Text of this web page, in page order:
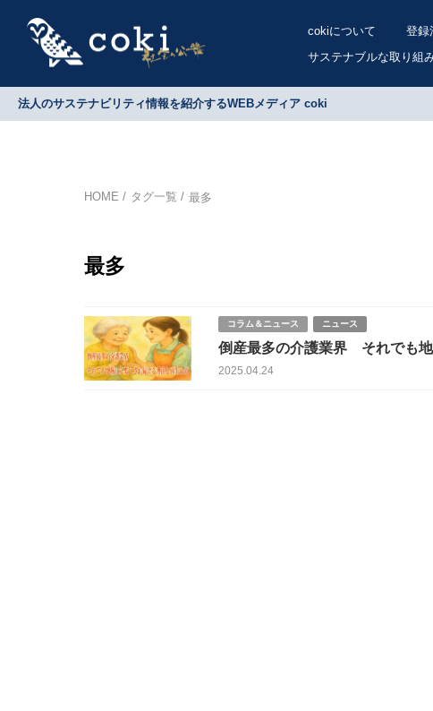
cokiについて 登録
サステナブルな取り組
法人のサステナビリティ情報を紹介するWEBメディア coki
HOME タグ一覧 最多
最多
コラム＆ニュース ニュース
倒産最多の介護業界 それでも
2025.04.24